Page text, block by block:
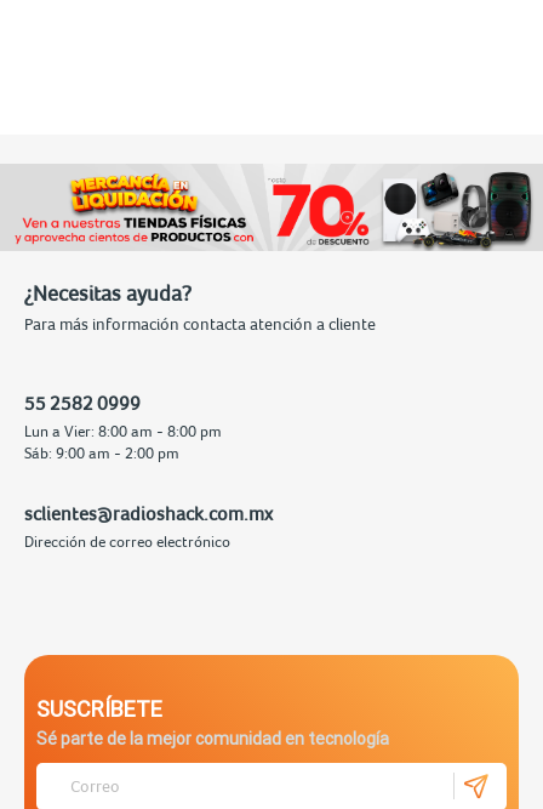
¿Necesitas ayuda?
Para más información contacta atención a cliente
55 2582 0999
Lun a Vier: 8:00 am - 8:00 pm
Sáb: 9:00 am - 2:00 pm
sclientes@radioshack.com.mx
Dirección de correo electrónico
SUSCRÍBETE
Sé parte de la mejor comunidad en tecnología